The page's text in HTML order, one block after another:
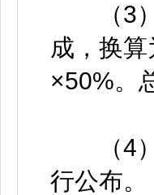
（3）
成，换
×50%。
（4）
行公布。